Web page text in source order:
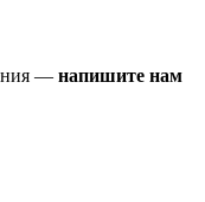
— напишите нам